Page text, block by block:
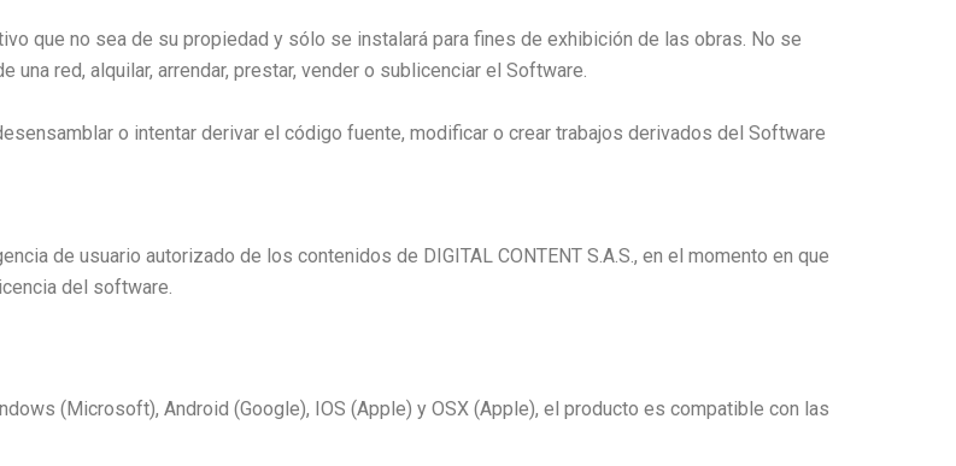
que no sea de su propiedad y sólo se instalará para fines de exhibición de las obras. No se
red, alquilar, arrendar, prestar, vender o sublicenciar el Software.
o intentar derivar el código fuente, modificar o crear trabajos derivados del Software
de usuario autorizado de los contenidos de DIGITAL CONTENT S.A.S., en el momento en que
del software.
(Microsoft), Android (Google), IOS (Apple) y OSX (Apple), el producto es compatible con las